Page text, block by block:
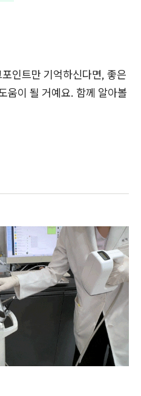
인트만 기억하신다면, 좋은
움이 될 거예요. 함께 알아볼